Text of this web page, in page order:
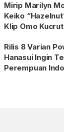
Mirip Marilyn
Keiko
Klip Omo Kucrut
Rilis 8 Varian
Hanasui Ingin
Perempuan